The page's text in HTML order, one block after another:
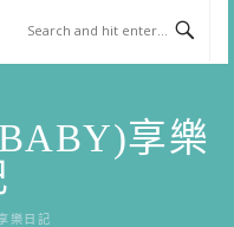
享樂
樂日記